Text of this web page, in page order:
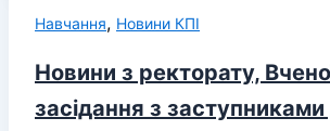
Навчання, Новини КПІ
Новини з ректорату,
засідання з заступниками